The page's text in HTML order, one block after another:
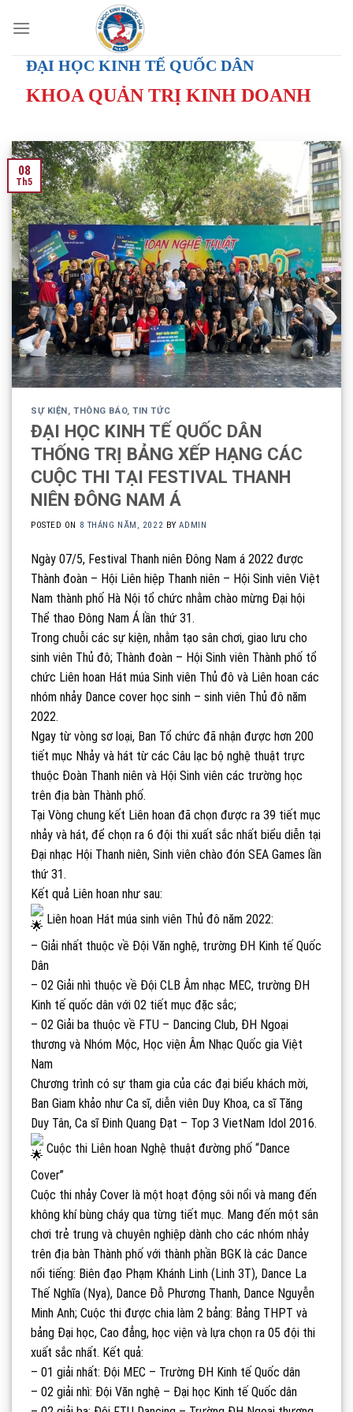
ĐẠI HỌC KINH TẾ QUỐC DÂN
KHOA QUẢN TRỊ KINH DOANH
08
Th5
SỰ KIỆN,THÔNG BÁO,TIN TỨC
ĐẠI HỌC KINH TẾ QUỐC DÂN
THỐNG TRỊ BẢNG XẾP HẠNG CÁC
CUỘC THI TẠI FESTIVAL THANH
NIÊN ĐÔNG NAM Á
POSTED ON 8 THÁNG NĂM, 2022 BYADMIN
Ngày 07/5, Festival Thanh niên Đông Nam á 2022 được
Thành đoàn – Hội Liên hiệp Thanh niên – Hội Sinh viên Việt
Nam thành phố Hà Nội tổ chức nhằm chào mừng Đại hội
Thể thao Đông Nam Á lần thứ 31.
Trong chuỗi các sự kiện, nhằm tạo sân chơi, giao lưu cho
sinh viên Thủ đô; Thành đoàn – Hội Sinh viên Thành phố tổ
chức Liên hoan Hát múa Sinh viên Thủ đô và Liên hoan các
nhóm nhảy Dance cover học sinh – sinh viên Thủ đô năm
2022.
Ngay từ vòng sơ loại, Ban Tổ chức đã nhận được hơn 200
tiết mục Nhảy và hát từ các Câu lạc bộ nghệ thuật trực
thuộc Đoàn Thanh niên và Hội Sinh viên các trường học
trên địa bàn Thành phố.
Tại Vòng chung kết Liên hoan đã chọn được ra 39 tiết mục
nhảy và hát, để chọn ra 6 đội thi xuất sắc nhất biểu diễn tại
Đại nhạc Hội Thanh niên, Sinh viên chào đón SEA Games lần
thứ 31.
Kết quả Liên hoan như sau:
Liên hoan Hát múa sinh viên Thủ đô năm 2022:
– Giải nhất thuộc về Đội Văn nghệ, trường ĐH Kinh tế Quốc
Dân
– 02 Giải nhì thuộc về Đội CLB Âm nhạc MEC, trường ĐH
Kinh tế quốc dân với 02 tiết mục đặc sắc;
– 02 Giải ba thuộc về FTU – Dancing Club, ĐH Ngoại
thương và Nhóm Mộc, Học viện Âm Nhạc Quốc gia Việt
Nam
Chương trình có sự tham gia của các đại biểu khách mời,
Ban Giam khảo như Ca sĩ, diễn viên Duy Khoa, ca sĩ Tăng
Duy Tân, Ca sĩ Đinh Quang Đạt – Top 3 VietNam Idol 2016.
Cuộc thi Liên hoan Nghệ thuật đường phố “Dance
Cover”
Cuộc thi nhảy Cover là một hoạt động sôi nổi và mang đến
không khí bùng cháy qua từng tiết mục. Mang đến một sân
chơi trẻ trung và chuyên nghiệp dành cho các nhóm nhảy
trên địa bàn Thành phố với thành phần BGK là các Dance
nổi tiếng: Biên đạo Phạm Khánh Linh (Linh 3T), Dance La
Thế Nghĩa (Nya), Dance Đỗ Phương Thanh, Dance Nguyễn
Minh Anh; Cuộc thi được chia làm 2 bảng: Bảng THPT và
bảng Đại học, Cao đẳng, học viện và lựa chọn ra 05 đội thi
xuất sắc nhất. Kết quả:
– 01 giải nhất: Đội MEC – Trường ĐH Kinh tế Quốc dân
– 02 giải nhì: Đội Văn nghệ – Đại học Kinh tế Quốc dân